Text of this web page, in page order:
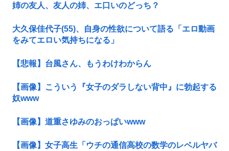
姉の友人、友人の姉、エ口いのどっち？
大久保佳代子(55)、自身の性欲について語る「エロ動画
をみてエロい気持ちになる」
【悲報】台風さん、もうわけわからん
【画像】こういう『女子のダラしない背中』に勃起する
奴www
【画像】道重さゆみのおっぱいwww
【画像】女子高生「ウチの通信高校の数学のレベルヤバ